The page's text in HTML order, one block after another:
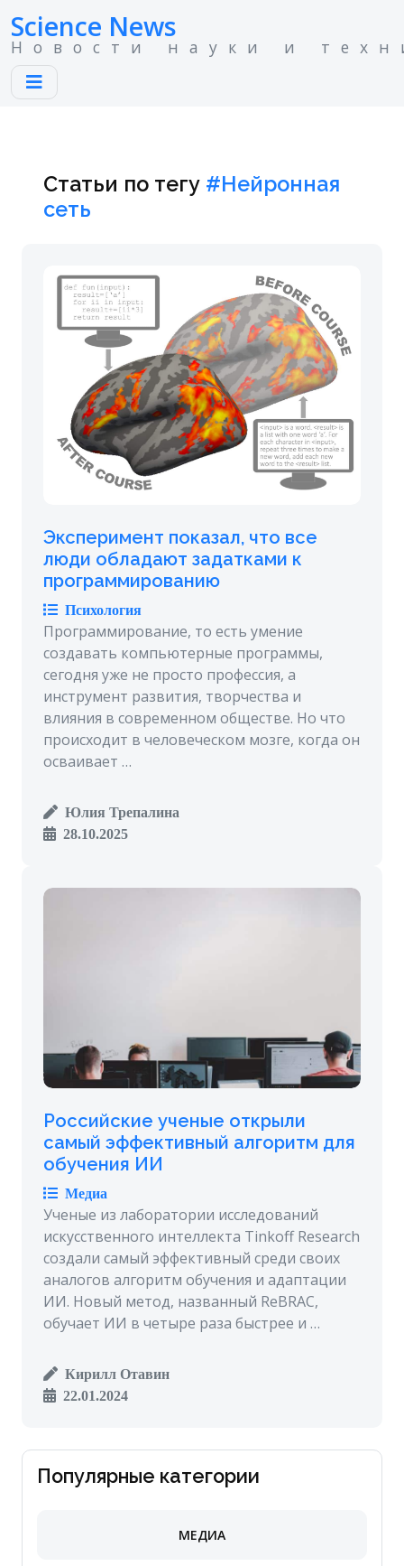
Science News
Новости науки и
Статьи по тегу #Нейронная
сеть
Эксперимент показал, что все
люди обладают задатками к
программированию
Психология
Программирование, то есть умение
создавать компьютерные программы,
сегодня уже не просто профессия, а
инструмент развития, творчества и
влияния в современном обществе. Но что
происходит в человеческом мозге, когда он
осваивает …
Юлия Трепалина
28.10.2025
Российские ученые открыли
самый эффективный алгоритм для
обучения ИИ
Медиа
Ученые из лаборатории исследований
искусственного интеллекта Tinkoff Research
создали самый эффективный среди своих
аналогов алгоритм обучения и адаптации
ИИ. Новый метод, названный ReBRAC,
обучает ИИ в четыре раза быстрее и …
Кирилл Отавин
22.01.2024
Популярные категории
МЕДИА